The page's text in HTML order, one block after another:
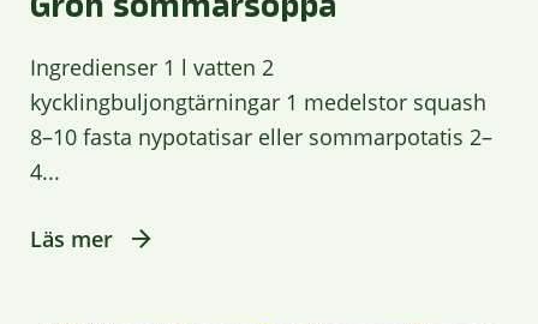
Ingredienser 1 l vatten 2
kycklingbuljongtärningar 1 medelstor squash
8–10 fasta nypotatisar eller sommarpotatis 2–
4...
Läs mer